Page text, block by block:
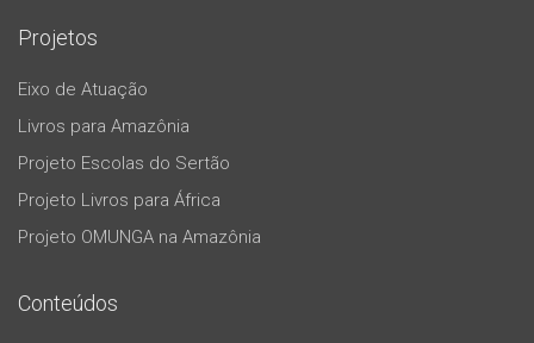
Projetos
Eixo de Atuação
Livros para Amazônia
Projeto Escolas do Sertão
Projeto Livros para África
Projeto OMUNGA na Amazônia
Conteúdos